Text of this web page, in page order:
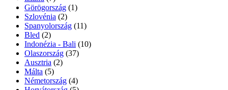
Görögország (1)
Szlovénia (2)
Spanyolország (11)
Bled (2)
Indonézia - Bali (10)
Olaszország (37)
Ausztria (2)
Málta (5)
Németország (4)